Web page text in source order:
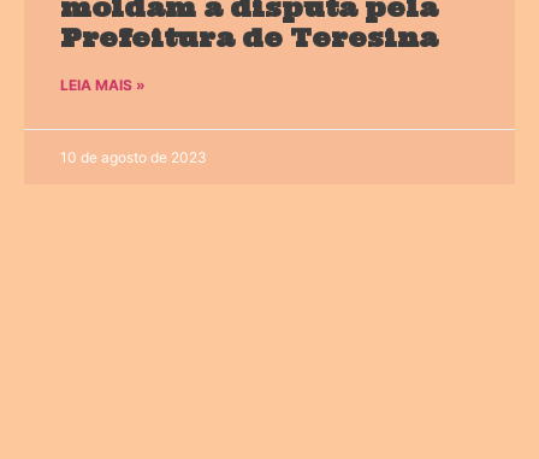
moldam a disputa pela
Prefeitura de Teresina
LEIA MAIS »
10 de agosto de 2023